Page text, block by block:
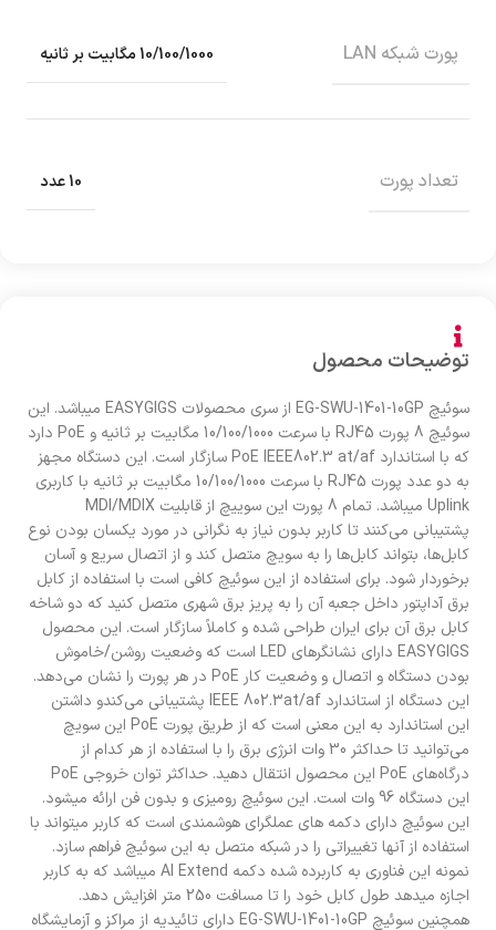
توضیحات محصول
سوئیچ EG-SWU-1401-10GP از سری محصولات EASYGIGS میباشد. این
سوئیچ 8 پورت RJ45 با سرعت 10/100/1000 مگابیت بر ثانیه و PoE دارد
که با استاندارد PoE IEEE802.3 at/af سازگار است. این دستگاه مجهز
به دو عدد پورت RJ45 با سرعت 10/100/1000 مگابیت بر ثانیه با کاربری
Uplink میباشد. تمام 8 پورت این سوییچ از قابلیت MDI/MDIX
پشتیبانی می‌کنند تا کاربر بدون نیاز به نگرانی در مورد یکسان بودن نوع
کابل‌ها، بتواند کابل‌ها را به سویچ متصل کند و از اتصال سریع و آسان
برخوردار شود. برای استفاده از این سوئیچ کافی است با استفاده از کابل
برق آداپتور داخل جعبه آن را به پریز برق شهری متصل کنید که دو شاخه
کابل برق آن برای ایران طراحی شده و کاملاً سازگار است. این محصول
EASYGIGS دارای نشانگرهای LED است که وضعیت روشن/خاموش
بودن دستگاه و اتصال و وضعیت کار PoE در هر پورت را نشان می‌دهد.
این دستگاه از استاندارد IEEE 802.3at/af پشتیبانی می‌کندو داشتن
این استاندارد به این معنی است که از طریق پورت PoE این سویچ
می‌توانید تا حداکثر 30 وات انرژی برق را با استفاده از هر کدام از
درگاه‌های PoE این محصول انتقال دهید. حداکثر توان خروجی PoE
این دستگاه 96 وات است. این سوئیچ رومیزی و بدون فن ارائه میشود.
این سوئیچ دارای دکمه های عملگرای هوشمندی است که کاربر میتواند با
استفاده از آنها تغییراتی را در شبکه متصل به این سوئیچ فراهم سازد.
نمونه این فناوری به کاربرده شده دکمه AI Extend میباشد که به کاربر
اجازه میدهد طول کابل خود را تا مسافت 250 متر افزایش دهد.
همچنین سوئیچ EG-SWU-1401-10GP دارای تائیدیه از مراکز و آزمایشگاه
پورت شبکه LAN 10/100/1000 مگابیت بر ثانیه
تعداد پورت‌ 10 عدد